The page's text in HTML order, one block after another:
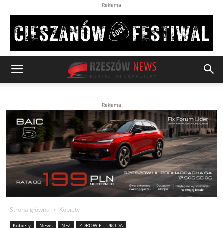
Reklama
Reklama
Strona główna Kobiety
Kobiety News NFZ ZDROWIE I URODA